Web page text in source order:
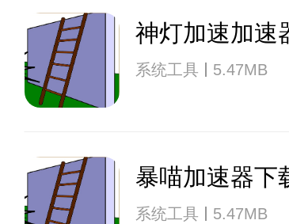
神灯加速加速
系统工具 5.47MB
暴喵加速器下
系统工具 5.47MB